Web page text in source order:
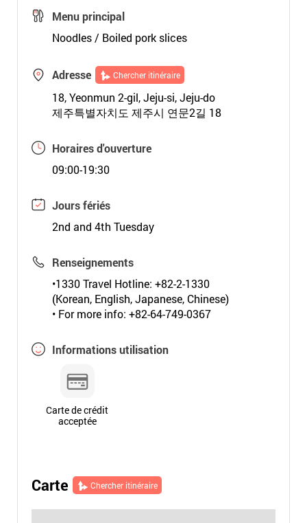
Menu principal
Noodles / Boiled pork slices
Adresse Chercher itinéraire
18, Yeonmun 2-gil, Jeju-si, Jeju-do
제주특별자치도 제주시 연문2길 18
Horaires d'ouverture
09:00-19:30
Jours fériés
2nd and 4th Tuesday
Renseignements
•1330 Travel Hotline: +82-2-1330
(Korean, English, Japanese, Chinese)
• For more info: +82-64-749-0367
Informations utilisation
Carte de crédit
acceptée
Carte Chercher itinéraire